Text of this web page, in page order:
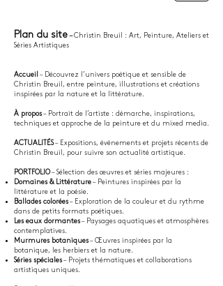
Plan du site –Christin Breuil : Art, Peinture, Ateliers et
Séries Artistiques
Accueil – Découvrez l’univers poétique et sensible de
Christin Breuil, entre peinture, illustrations et créations
inspirées par la nature et la littérature.
À propos– Portrait de l’artiste : démarche, inspirations,
techniques et approche de la peinture et du mixed media.
ACTUALITÉS– Expositions, événements et projets récents de
Christin Breuil, pour suivre son actualité artistique.
PORTFOLIO– Sélection des œuvres et séries majeures :
Domaines & Littérature – Peintures inspirées par la
littérature et la poésie.
Ballades colorées– Exploration de la couleur et du rythme
dans de petits formats poétiques.
Les eaux dormantes– Paysages aquatiques et atmosphères
contemplatives.
Murmures botaniques– Œuvres inspirées par la
botanique, les herbiers et la nature.
Séries spéciales– Projets thématiques et collaborations
artistiques uniques.